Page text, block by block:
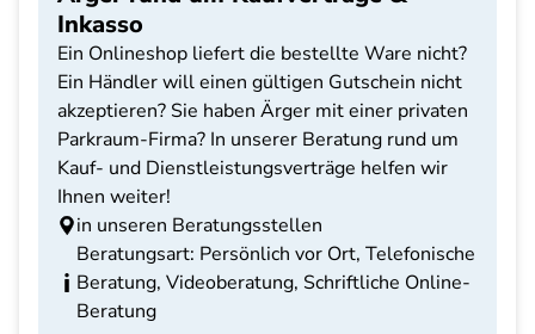
Inkasso
Ein Onlineshop liefert die bestellte Ware nicht?
Ein Händler will einen gültigen Gutschein nicht
akzeptieren? Sie haben Ärger mit einer privaten
Parkraum-Firma? In unserer Beratung rund um
Kauf- und Dienstleistungsverträge helfen wir
Ihnen weiter!
in unseren Beratungsstellen
Beratungsart: Persönlich vor Ort, Telefonische
Beratung, Videoberatung, Schriftliche Online-
Beratung